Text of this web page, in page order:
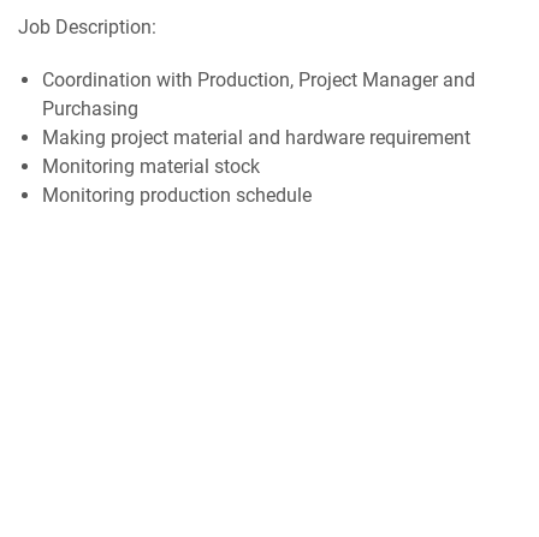
Job Description:
Coordination with Production, Project Manager and
Purchasing
Making project material and hardware requirement
Monitoring material stock
Monitoring production schedule